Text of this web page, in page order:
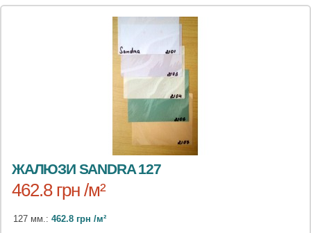
ЖАЛЮЗИ SANDRA 127
462.8 грн /м²
127 мм.: 462.8 грн /м²